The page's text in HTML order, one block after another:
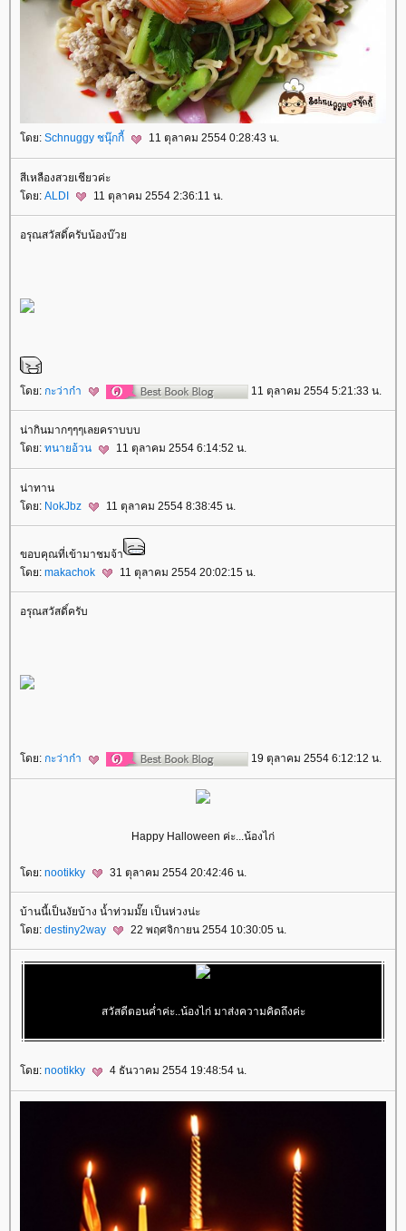
ดย: Schnuggy ชนุ๊กกี้ 11 ตุลาคม 2554 0:28:43 น.
สีเหลืองสวยเชียวค่ะ
ดย: ALDI 11 ตุลาคม 2554 2:36:11 น.
อรุณสวัสดิ์ครับน้องบ๊ว
ดย: กะว่าก๋า 11 ตุลาคม 2554 5:21:33 น.
น่ากินมากๆๆๆเลยคราบบบ
ดย: ทนายอ้วน 11 ตุลาคม 2554 6:14:52 น.
น่าทาน
ดย: NokJbz 11 ตุลาคม 2554 8:38:45 น.
ขอบคุณที่เข้ามาชมจ้า
ดย: makachok 11 ตุลาคม 2554 20:02:15 น.
อรุณสวัสดิ์ครับ
ดย: กะว่าก๋า 19 ตุลาคม 2554 6:12:12 น.
Happy Halloween ค่ะ...น้องไก่
ดย: nootikky 31 ตุลาคม 2554 20:42:46 น.
บ้านนี้เป็นงัยบ้าง น้ำท่วมมั๊ย เป็นห่วงน่ะ
ดย: destiny2way 22 พฤศจิกายน 2554 10:30:05 น.
สวัสดีตอนค่ำค่ะ..น้องไก่ มาส่งความคิดถึงค่ะ
ดย: nootikky 4 ธันวาคม 2554 19:48:54 น.